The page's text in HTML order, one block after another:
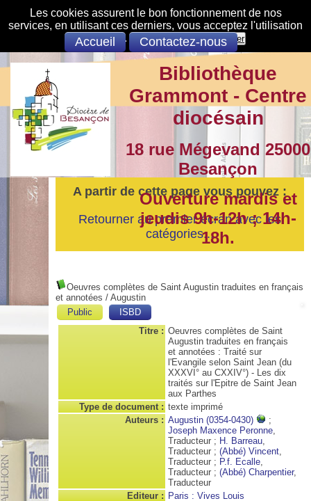
Les cookies assurent le bon fonctionnement de nos
services, en utilisant ces derniers, vous acceptez l'utilisation
des cookies.
S'opposer Accepter
Accueil Contactez-nous
A partir de cette page vous pouvez :
Retourner au premier écran avec les
catégories...
Oeuvres complètes de Saint Augustin traduites en français
et annotées / Augustin
Public
ISBD
Titre : Oeuvres complètes de Saint
Augustin traduites en français
et annotées : Traité sur
l'Evangile selon Saint Jean (du
XXXVI° au CXXIV°) - Les dix
traités sur l'Epitre de Saint Jean
aux Parthes
Type de document : texte imprimé
Auteurs : Augustin (0354-0430)
;
Joseph Maxence Peronne,
Traducteur ; H. Barreau,
Traducteur ; (Abbé) Vincent,
Traducteur ; P.f. Ecalle,
Traducteur ; (Abbé) Charpentier,
Traducteur
Editeur : Paris : Vives Louis
Bibliothèque
Grammont - Centre
diocésain
18 rue Mégevand 25000
Besançon
Ouverture mardis et
jeudis 9h-12h ; 14h-
18h.